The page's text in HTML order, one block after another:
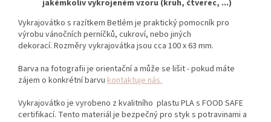
jakémkoliv vykrojeném vzoru (kruh, čtverec, ...)
Vykrajovátko s razítkem Betlém je praktický pomocník pro
výrobu vánočních perníčků, cukroví, nebo jiných
dekorací. Rozměry vykrajovátka jsou cca 100 x 63 mm.
Barva na fotografii je orientační a může se lišit - pokud máte
zájem o konkrétní barvu kontaktuje nás.
Vykrajovátko je vyrobeno z kvalitního plastu PLA s FOOD SAFE
certifikací. Tento materiál je bezpečný pro styk s potravinami a